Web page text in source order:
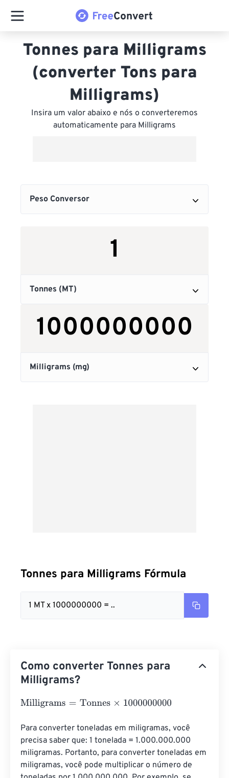
Tonnes para Milligrams
(converter Tons para
Milligrams)
Insira um valor abaixo e nós o converteremos
automaticamente para Milligrams
Tonnes para Milligrams Fórmula
1 MT x 1000000000 = ..
Como converter Tonnes para
Milligrams?
Milligrams=Tonnes×1000000000
Para converter toneladas em miligramas, você
precisa saber que: 1 tonelada = 1.000.000.000
miligramas. Portanto, para converter toneladas em
miligramas, você pode multiplicar o número de